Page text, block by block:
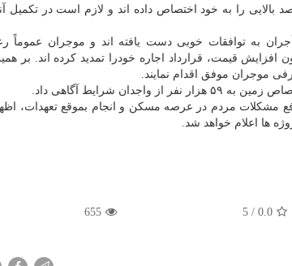
بالایی را به خود اختصاص داده اند و لازم است در تکمیل
به توافقات خوبی دست یافته اند و موجران عموماً
آمار سامانه، تا حالا حدود ۲ هزار موجر بدون افزایش قیمت، قرارداد اجاره خودرا تمدید کرده
موجران موفق اقدام نمایند.
مشکلات مردم در عرصه مسکن و انجام بموقع تعهدات،
ها اعلام خواهد شد.
0.0
/
5
655